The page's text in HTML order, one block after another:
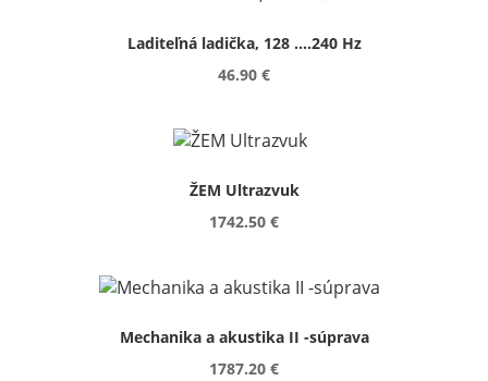
Laditeľná ladička, 128 ....240 Hz
46.90 €
ŽEM Ultrazvuk
1742.50 €
Mechanika a akustika II -súprava
1787.20 €